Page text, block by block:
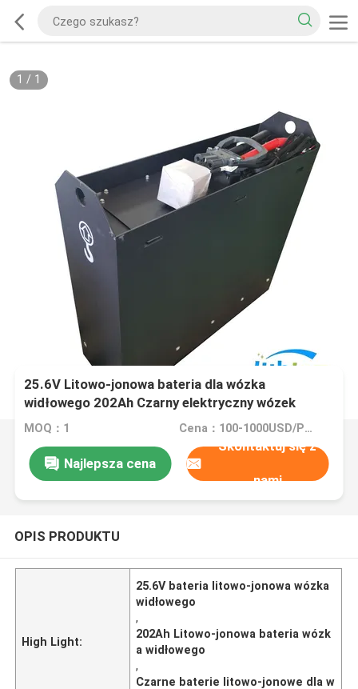
1 / 1
25.6V Litowo-jonowa bateria dla wózka
widłowego 202Ah Czarny elektryczny wózek
widłowy bateria
MOQ：1 Cena：100-1000USD/PCS
Najlepsza cena
Skontaktuj się z
nami
OPIS PRODUKTU
High Light:
25.6V bateria litowo-jonowa wózka
widłowego
,
202Ah Litowo-jonowa bateria wózk
a widłowego
,
Czarne baterie litowo-jonowe dla w